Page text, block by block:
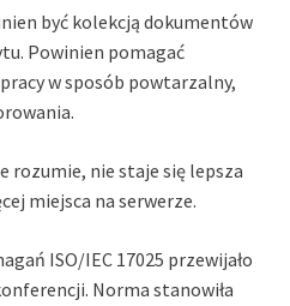
być kolekcją dokumentów
Powinien pomagać
w sposób powtarzalny,
nie staje się lepsza
miejsca na serwerze.
ISO/IEC 17025 przewijało
Norma stanowiła